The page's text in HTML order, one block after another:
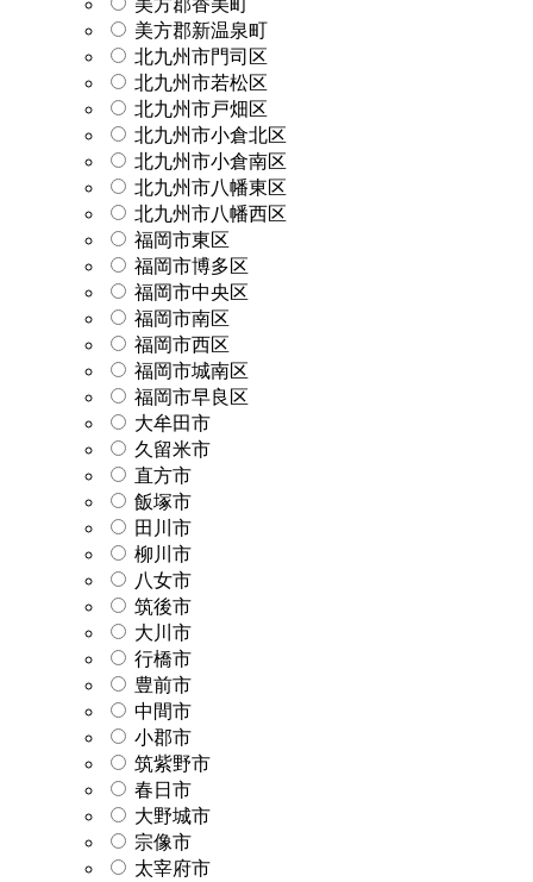
美方郡新温泉町
北九州市門司区
北九州市若松区
北九州市戸畑区
北九州市小倉北区
北九州市小倉南区
北九州市八幡東区
北九州市八幡西区
福岡市東区
福岡市博多区
福岡市中央区
福岡市南区
福岡市西区
福岡市城南区
福岡市早良区
大牟田市
久留米市
直方市
飯塚市
田川市
柳川市
八女市
筑後市
大川市
行橋市
豊前市
中間市
小郡市
筑紫野市
春日市
大野城市
宗像市
太宰府市